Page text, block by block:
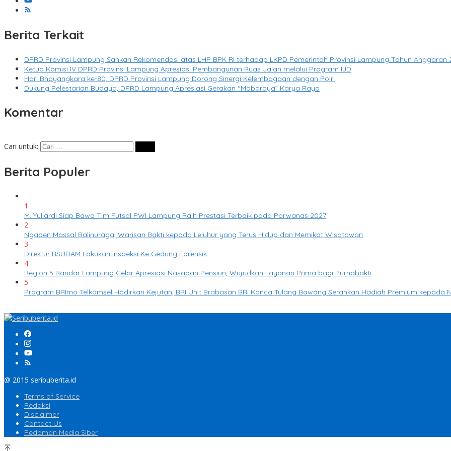
Berita Terkait
DPRD Provinsi Lampung Sahkan Rekomendasi atas LHP BPK RI terhadap LKPD Pemerintah Provinsi Lampung Tahun Anggaran
Ketua Komisi IV DPRD Provinsi Lampung Apresiasi Pembangunan Ruas Jalan melalui Program IJD
Hari Bhayangkara ke-80, DPRD Provinsi Lampung Dorong Sinergi Kelembagaan dengan Polri
Dukung Pelestarian Budaya, DPRD Lampung Apresiasi Gerakan “Mabaraya” Karya Raya
Komentar
Cari untuk:
Berita Populer
1
M. Yuliardi Siap Bawa Tim Futsal PWI Lampung Raih Prestasi Terbaik pada Porwanas 2027
2
Ngaben Massal Balinuraga, Warisan Bakti kepada Leluhur yang Terus Hidup dan Memikat Wisatawan
3
Direktur RSUDAM Lakukan Inspeksi Ke Gedung Forensik
4
Region 5 Bandar Lampung Gelar Apresiasi Nasabah Pensiun, Wujudkan Layanan Prima bagi Purnabakti
5
Program BRImo Telkomsel Hadirkan Kejutan, BRI Unit Brabasan BRI Kanca Tulang Bawang Serahkan Hadiah Premium kepada
@ 2015 seribuberita.id
Terms of Service
Redaksi
Disclaimer
Contact Us
Pedoman Media Siber